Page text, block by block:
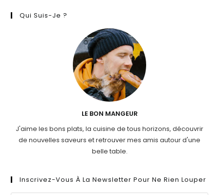
Qui Suis-Je ?
LE BON MANGEUR
J'aime les bons plats, la cuisine de tous horizons, découvrir
de nouvelles saveurs et retrouver mes amis autour d'une
belle table.
Inscrivez-Vous À La Newsletter Pour Ne Rien Louper